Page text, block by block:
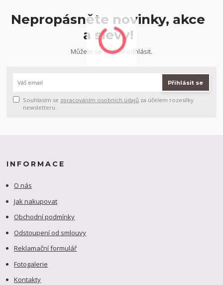
Nepropásněte novinky, akce
a slevy!
Můžete se kdykoli odhlásit.
Přihlásit se
Souhlasím se zpracováním osobních údajů za účelem rozesílky
newsletteru.
INFORMACE
O nás
Jak nakupovat
Obchodní podmínky
Odstoupení od smlouvy
Reklamační formulář
Fotogalerie
Kontakty